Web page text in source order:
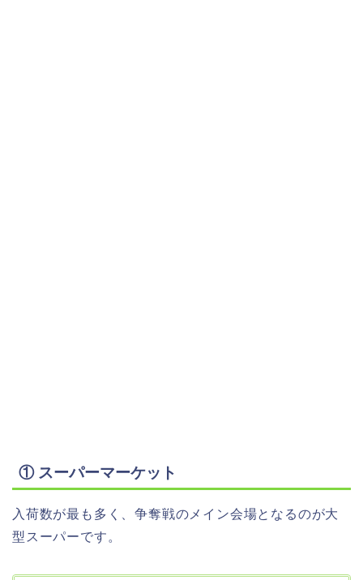
① スーパーマーケット
入荷数が最も多く、争奪戦のメイン会場となるのが大
型スーパーです。